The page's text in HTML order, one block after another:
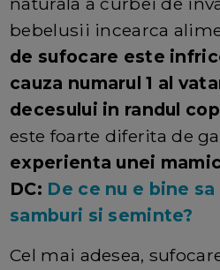
bebelusii incearca
de sufocare este
cauza numarul 1 al
decesului in randul
este foarte diferita de
experienta unei
DC: De ce nu e bine
samburi si seminte?
Cel mai adesea,